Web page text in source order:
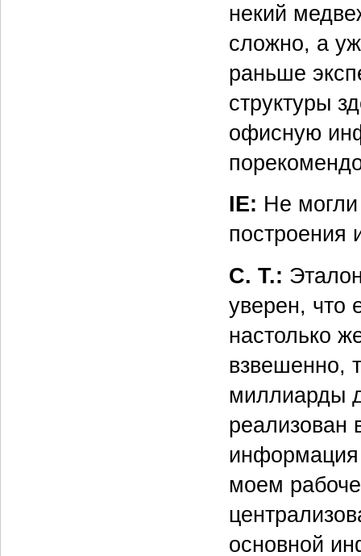
некий
сложно, а
раньше
структуры
офисную
IE: Не
построения
С. Т.:
уверен, что
настолько
взвешенно,
миллиарды
реализован
информация
моем
основной